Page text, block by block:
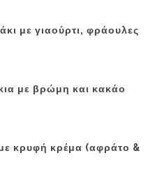
με γιαούρτι, φράουλες
με βρώμη και κακάο
με κρυφή κρέμα (αφράτο &